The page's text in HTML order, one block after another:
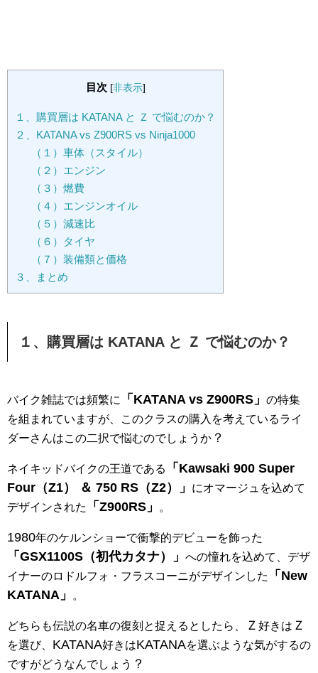
目次 [非表示]
１、購買層は KATANA と Ｚ で悩むのか？
２、KATANA vs Z900RS vs Ninja1000
（１）車体（スタイル）
（２）エンジン
（３）燃費
（４）エンジンオイル
（５）減速比
（６）タイヤ
（７）装備類と価格
３、まとめ
１、購買層は KATANA と Ｚ で悩むのか？
バイク雑誌では頻繁に 「KATANA vs Z900RS」 の特集
を組まれていますが、このクラスの購入を考えているライ
ダーさんはこの二択で悩むのでしょうか ？
ネイキッドバイクの王道である
「Kawsaki 900 Super
Four（Z1） ＆ 750 RS（Z2）」
にオマージュを込めて
デザインされた
「Z900RS」 。
1980年のケルンショーで衝撃的デビューを飾った
「GSX1100S（初代カタナ）」 への憧れを込めて、デザ
イナーのロドルフォ・フラスコーニがデザインした
「New
KATANA」
。
どちらも伝説の名車の復刻と捉えるとしたら、 Ｚ 好きは Ｚ
を選び、 KATANA好きはKATANAを選ぶような気がするの
ですがどうなんでしょう ？